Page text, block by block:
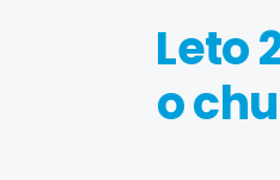
BMI kalkulačkaLeto
o